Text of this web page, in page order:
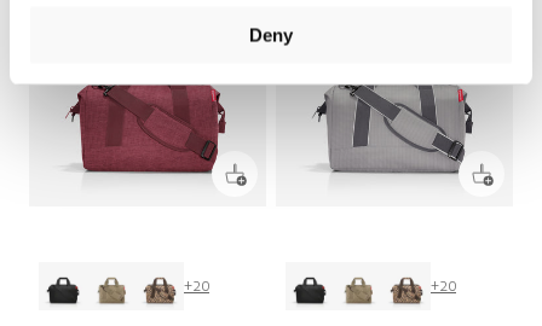
Deny
+20 +20